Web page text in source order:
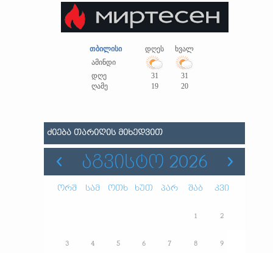
თბილისი დღეს
ხვალ
ამინდი
დღე
31
31
ღამე
19 20
ᲫᲘᲔᲑᲐ ᲗᲐᲠᲘᲦᲘᲡ ᲛᲘᲮᲔᲓᲕᲘᲗ
ᲐᲒᲕᲘᲡᲢᲝ 2026
ორშ სამ ოთხ ხუთ პარ შაბ კვი
1 2
3 4 5 6 7 8 9